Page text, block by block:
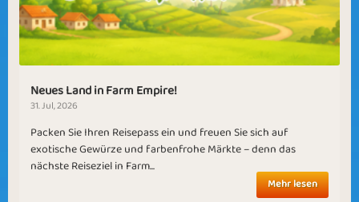
Neues Land in Farm Empire!
31. Jul, 2026
Packen Sie Ihren Reisepass ein und freuen Sie sich auf
exotische Gewürze und farbenfrohe Märkte – denn das
nächste Reiseziel in Farm...
Mehr lesen